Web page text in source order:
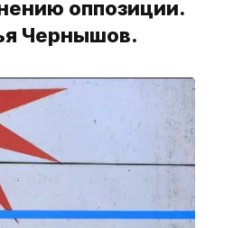
оппозиции.
Чернышов.